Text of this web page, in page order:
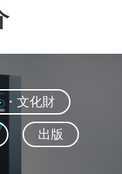
・文化財
出版